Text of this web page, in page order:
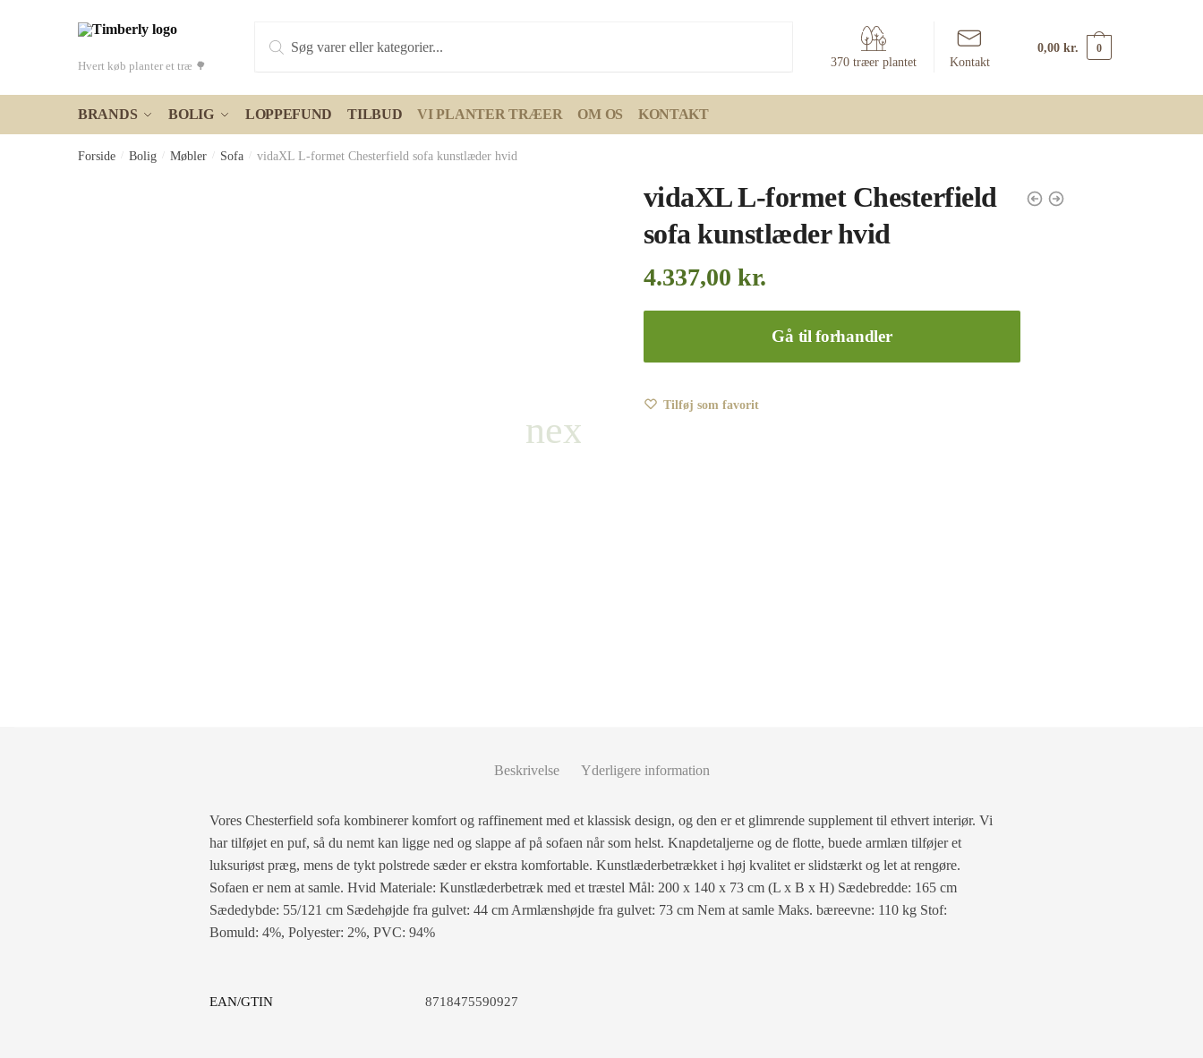
Hvert køb planter et træ 🌳
search
370 træer plantet Kontakt
0,00 kr. 0
BRANDS BOLIG LOPPEFUND TILBUD VI PLANTER TRÆER OM OS KONTAKT
Forside Bolig Møbler Sofa vidaXL L-formet Chesterfield sofa kunstlæder hvid
vidaXL L-formet Chesterfield
sofa kunstlæder hvid
4.337,00 kr.
Gå til forhandler
Tilføj som favorit
Beskrivelse Yderligere information
Vores Chesterfield sofa kombinerer komfort og raffinement med et klassisk design, og den er et glimrende supplement til ethvert interiør. Vi
har tilføjet en puf, så du nemt kan ligge ned og slappe af på sofaen når som helst. Knapdetaljerne og de flotte, buede armlæn tilføjer et
luksuriøst præg, mens de tykt polstrede sæder er ekstra komfortable. Kunstlæderbetrækket i høj kvalitet er slidstærkt og let at rengøre.
Sofaen er nem at samle. Hvid Materiale: Kunstlæderbetræk med et træstel Mål: 200 x 140 x 73 cm (L x B x H) Sædebredde: 165 cm
Sædedybde: 55/121 cm Sædehøjde fra gulvet: 44 cm Armlænshøjde fra gulvet: 73 cm Nem at samle Maks. bæreevne: 110 kg Stof:
Bomuld: 4%, Polyester: 2%, PVC: 94%
EAN/GTIN 8718475590927